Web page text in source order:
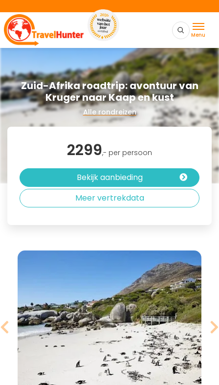
Menu
Zuid-Afrika roadtrip: avontuur van
Kruger naar Kaap en kust
Alle rondreizen
2299,- per persoon
Bekijk aanbieding
Meer vertrekdata